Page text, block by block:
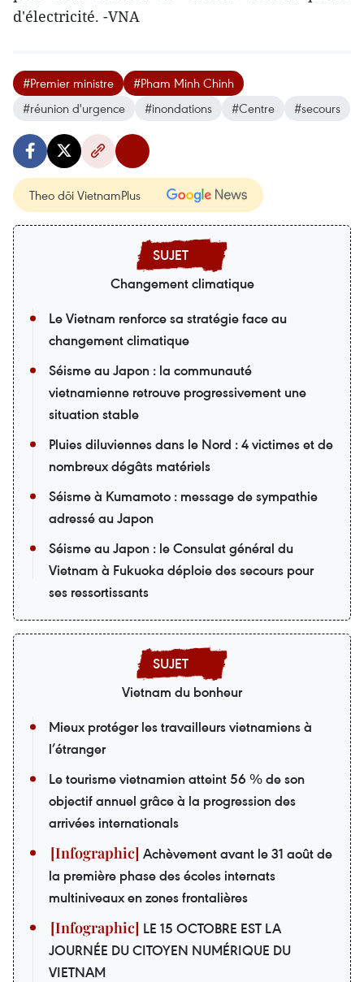
d'électricité. -VNA
#Premier ministre
#Pham Minh Chinh
#réunion d'urgence
#inondations #Centre #secours
Theo dõi VietnamPlus
Changement climatique
Le Vietnam renforce sa stratégie face au
changement climatique
Séisme au Japon : la communauté
vietnamienne retrouve progressivement une
situation stable
Pluies diluviennes dans le Nord : 4 victimes et de
nombreux dégâts matériels
Séisme à Kumamoto : message de sympathie
adressé au Japon
Séisme au Japon : le Consulat général du
Vietnam à Fukuoka déploie des secours pour
ses ressortissants
Vietnam du bonheur
Mieux protéger les travailleurs vietnamiens à
l’étranger
Le tourisme vietnamien atteint 56 % de son
objectif annuel grâce à la progression des
arrivées internationals
Achèvement avant le 31 août de
la première phase des écoles internats
multiniveaux en zones frontalières
LE 15 OCTOBRE EST LA
JOURNÉE DU CITOYEN NUMÉRIQUE DU
VIETNAM